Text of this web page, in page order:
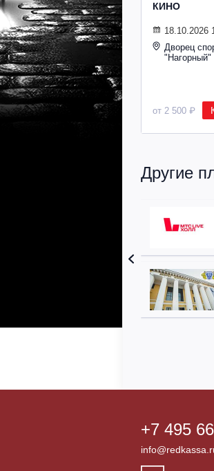
КИНО
18.10.2026
Дворец
"Нагорный"
от 2 500 ₽
Другие
+7 495